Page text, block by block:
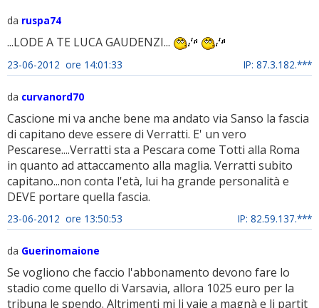
da ruspa74
...LODE A TE LUCA GAUDENZI...
23-06-2012 ore 14:01:33 IP: 87.3.182.***
da curvanord70
Cascione mi va anche bene ma andato via Sanso la fascia
di capitano deve essere di Verratti. E' un vero
Pescarese....Verratti sta a Pescara come Totti alla Roma
in quanto ad attaccamento alla maglia. Verratti subito
capitano...non conta l'età, lui ha grande personalità e
DEVE portare quella fascia.
23-06-2012 ore 13:50:53 IP: 82.59.137.***
da Guerinomaione
Se vogliono che faccio l'abbonamento devono fare lo
stadio come quello di Varsavia, allora 1025 euro per la
tribuna le spendo. Altrimenti mi li vaje a magnà e li partit